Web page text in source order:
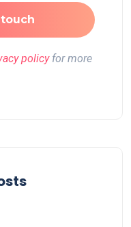
policyfor more